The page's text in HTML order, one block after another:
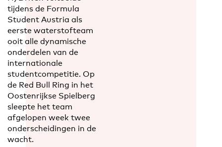
tijdens de Formula
Student Austria als
eerste waterstofteam
ooit alle dynamische
onderdelen van de
internationale
studentcompetitie. Op
de Red Bull Ring in het
Oostenrijkse Spielberg
sleepte het team
afgelopen week twee
onderscheidingen in de
wacht.